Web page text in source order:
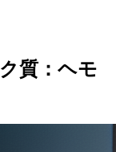
質：ヘモ